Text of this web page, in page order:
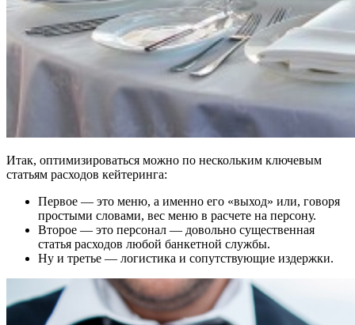
Итак, оптимизироваться можно по нескольким ключевым
статьям расходов кейтеринга:
Первое — это меню, а именно его «выход» или, говоря
простыми словами, вес меню в расчете на персону.
Второе — это персонал — довольно существенная
статья расходов любой банкетной службы.
Ну и третье — логистика и сопутствующие издержки.